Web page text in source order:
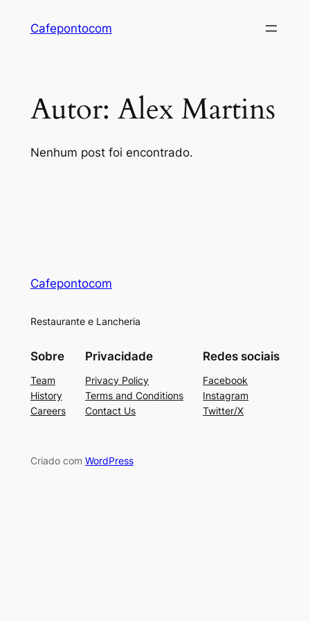
Cafepontocom
Autor: Alex Martins
Nenhum post foi encontrado.
Cafepontocom
Restaurante e Lancheria
Sobre
Team
History
Careers
Privacidade
Privacy Policy
Terms and Conditions
Contact Us
Redes sociais
Facebook
Instagram
Twitter/X
Criado com WordPress